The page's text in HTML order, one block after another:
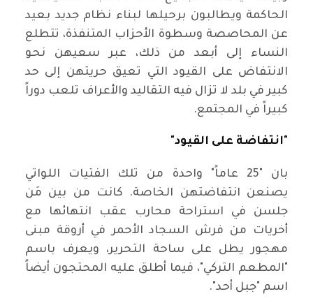
الحاكمة ويطالبون برحيلها لبناء نظام جديد بعيد
عن المحاصصة وسطوة الأحزاب المتنفذة، تتطلع
النساء إلى أبعد من ذلك، عبر سعيهن نحو
الانتفاض على القيود التي تعيق حريتهن إلى حد
كبير في بلد لا تزال فيه التقاليد والأعراف تلعب دوراً
كبيراً في المجتمع.
"انتفاضة على القيود"
بان "25 عاماً" واحدة من تلك الفتيات اللواتي
يصنعن انتفاضتهن الخاصة. كانت من بين مَن
جلسن في استراحة محارب عقب انتهائها مع
أخريات من فرش السجاد الأحمر في أروقة مبنى
مهجور يطل على ساحة التحرير، ويعرف باسم
"المطعم التركي"، فيما أطلق عليه المحتجون أيضاً
اسم "جبل أحد".